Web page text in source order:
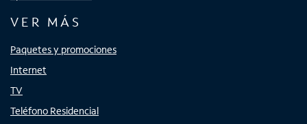
VER MÁS
Paquetes y promociones
Internet
TV
Teléfono Residencial